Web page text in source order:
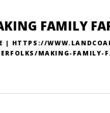
FAMILY
| HTTPS://
MAKING-FAMILY-